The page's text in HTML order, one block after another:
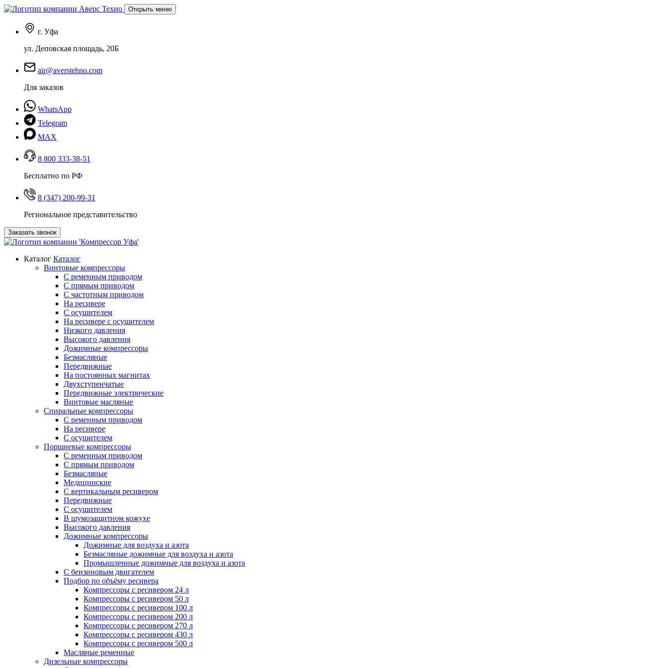
Открыть меню
г. Уфа
ул. Деповская площадь, 20Б
air@averstehno.com
Для заказов
WhatsApp
Telegram
MAX
8 800 333-38-51
Бесплатно по РФ
8 (347) 200-99-31
Региональное представительство
Заказать звонок
Каталог Каталог
Винтовые компрессоры
С ременным приводом
С прямым приводом
С частотным приводом
На ресивере
С осушителем
На ресивере с осушителем
Низкого давления
Высокого давления
Дожимные компрессоры
Безмасляные
Передвижные
На постоянных магнитах
Двухступенчатые
Передвижные электрические
Винтовые масляные
Спиральные компрессоры
С ременным приводом
На ресивере
С осушителем
Поршневые компрессоры
С ременным приводом
С прямым приводом
Безмасляные
Медицинские
С вертикальным ресивером
Передвижные
С осушителем
В шумозащитном кожухе
Высокого давления
Дожимные компрессоры
Дожимные для воздуха и азота
Безмасляные дожимные для воздуха и азота
Промышленные дожимные для воздуха и азота
С бензиновым двигателем
Подбор по объёму ресивера
Компрессоры с ресивером 24 л
Компрессоры с ресивером 50 л
Компрессоры с ресивером 100 л
Компрессоры с ресивером 200 л
Компрессоры с ресивером 270 л
Компрессоры с ресивером 430 л
Компрессоры с ресивером 500 л
Масляные ременные
Дизельные компрессоры